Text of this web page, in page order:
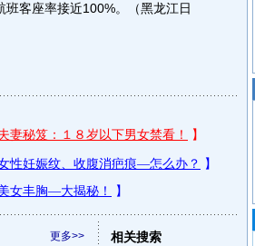
客座率接近100%。（黑龙江日
更多>>
相关搜索